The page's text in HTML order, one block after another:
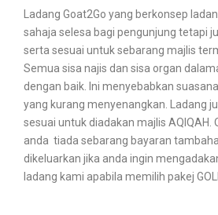
Ladang Goat2Go yang berkonsep
sahaja selesa bagi pengunjung tetapi
serta sesuai untuk sebarang majlis
Semua sisa najis dan sisa organ
dengan baik. Ini menyebabkan
yang kurang menyenangkan. Ladang
sesuai untuk diadakan majlis AQIQAH.
anda tiada sebarang bayaran
dikeluarkan jika anda ingin
ladang kami apabila memilih pakej